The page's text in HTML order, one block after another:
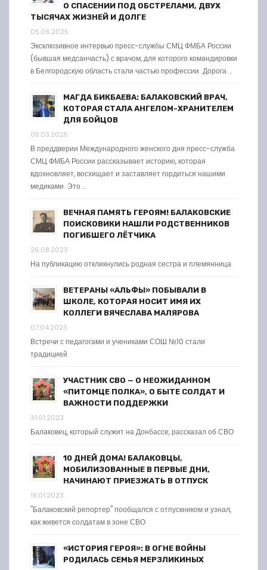
О СПАСЕНИИ ПОД ОБСТРЕЛАМИ, ДВУХ
ТЫСЯЧАХ ЖИЗНЕЙ И ДОЛГЕ
05.06.2025
Эксклюзивное интервью пресс-службы СМЦ ФМБА России
(бывшая медсанчасть) с врачом, для которого командировки
в Белгородскую область стали частью профессии. Дорога …
МАГДА БИКБАЕВА: БАЛАКОВСКИЙ ВРАЧ,
КОТОРАЯ СТАЛА АНГЕЛОМ-ХРАНИТЕЛЕМ
ДЛЯ БОЙЦОВ
05.03.2025
В преддверии Международного женского дня пресс-служба
СМЦ ФМБА России рассказывает историю, которая
вдохновляет, восхищает и заставляет гордиться нашими
медиками. Это …
ВЕЧНАЯ ПАМЯТЬ ГЕРОЯМ! БАЛАКОВСКИЕ
ПОИСКОВИКИ НАШЛИ РОДСТВЕННИКОВ
ПОГИБШЕГО ЛЁТЧИКА
26.08.2023
На публикацию откликнулись родная сестра и племянница
ВЕТЕРАНЫ «АЛЬФЫ» ПОБЫВАЛИ В
ШКОЛЕ, КОТОРАЯ НОСИТ ИМЯ ИХ
КОЛЛЕГИ ВЯЧЕСЛАВА МАЛЯРОВА
07.04.2023
Встречи с педагогами и учениками СОШ №10 стали
традицией
УЧАСТНИК СВО — О НЕОЖИДАННОМ
«ПИТОМЦЕ ПОЛКА», О БЫТЕ СОЛДАТ И
ВАЖНОСТИ ПОДДЕРЖКИ
31.01.2023
Балаковец, который служит на Донбассе, рассказал об СВО
10 ДНЕЙ ДОМА! БАЛАКОВЦЫ,
МОБИЛИЗОВАННЫЕ В ПЕРВЫЕ ДНИ,
НАЧИНАЮТ ПРИЕЗЖАТЬ В ОТПУСК
18.01.2023
"Балаковский репортер" пообщался с отпускником и узнал,
как живется солдатам в зоне СВО
«ИСТОРИЯ ГЕРОЯ»: В ОГНЕ ВОЙНЫ
РОДИЛАСЬ СЕМЬЯ МЕРЗЛИКИНЫХ